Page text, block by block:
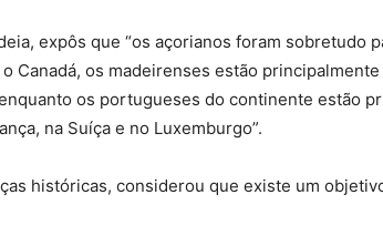
expôs que “os açorianos foram sobretudo
Canadá, os madeirenses estão
os portugueses do continente estão
na Suíça e no Luxemburgo”.
históricas, considerou que existe um